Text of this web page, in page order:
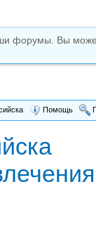
форумы. Вы
Помощь